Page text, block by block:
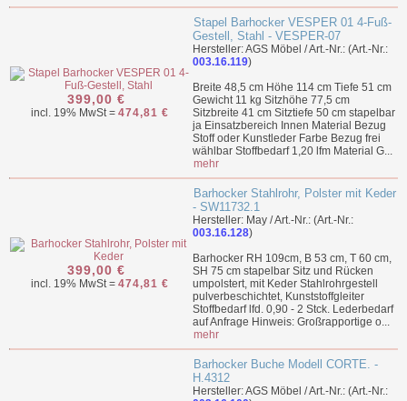
399,00 €
incl. 19% MwSt = 474,81 €
Stapel Barhocker VESPER 01 4-Fuß-
Gestell, Stahl - VESPER-07
Hersteller: AGS Möbel / Art.-Nr.: (Art.-Nr.:
003.16.119)
Breite 48,5 cm Höhe 114 cm Tiefe 51 cm
Gewicht 11 kg Sitzhöhe 77,5 cm
Sitzbreite 41 cm Sitztiefe 50 cm stapelbar
ja Einsatzbereich Innen Material Bezug
Stoff oder Kunstleder Farbe Bezug frei
wählbar Stoffbedarf 1,20 lfm Material G...
mehr
399,00 €
incl. 19% MwSt = 474,81 €
Barhocker Stahlrohr, Polster mit Keder
- SW11732.1
Hersteller: May / Art.-Nr.: (Art.-Nr.:
003.16.128)
Barhocker RH 109cm, B 53 cm, T 60 cm,
SH 75 cm stapelbar Sitz und Rücken
umpolstert, mit Keder Stahlrohrgestell
pulverbeschichtet, Kunststoffgleiter
Stoffbedarf lfd. 0,90 - 2 Stck. Lederbedarf
auf Anfrage Hinweis: Großrapportige o...
mehr
Barhocker Buche Modell CORTE. -
H.4312
Hersteller: AGS Möbel / Art.-Nr.: (Art.-Nr.: